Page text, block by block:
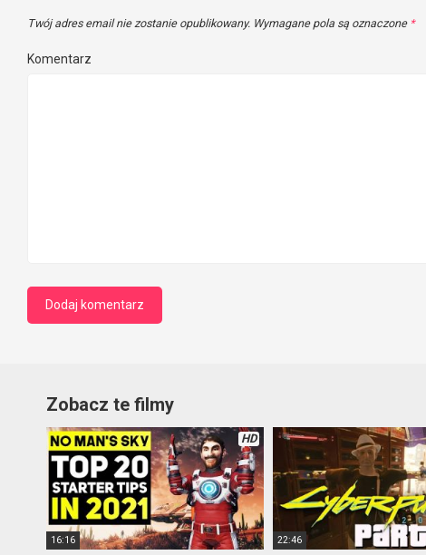
Twój adres email nie zostanie opublikowany. Wymagane pola są oznaczone *
Komentarz
Zobacz te filmy
HD
16:16 22:46